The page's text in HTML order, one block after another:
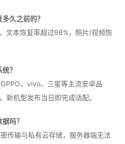
久之前的？
文本恢复率超过98%，照片/视频恢
？
、vivo、三星等主流安卓品
新机型发布当日即完成适配。
吗？
传输与私有云存储，服务器端无法